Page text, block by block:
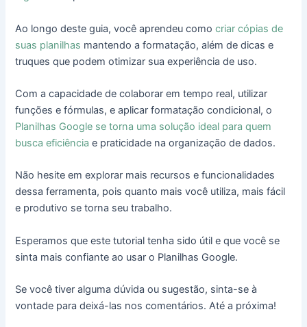
Ao longo deste guia, você aprendeu comocriar cópias de
suas planilhas mantendo a formatação, além de dicas e
truques que podem otimizar sua experiência de uso.
Com a capacidade de colaborar em tempo real, utilizar
funções e fórmulas, e aplicar formatação condicional, o
Planilhas Google se torna uma solução ideal para quem
busca eficiência e praticidade na organização de dados.
Não hesite em explorar mais recursos e funcionalidades
dessa ferramenta, pois quanto mais você utiliza, mais fácil
e produtivo se torna seu trabalho.
Esperamos que este tutorial tenha sido útil e que você se
sinta mais confiante ao usar o Planilhas Google.
Se você tiver alguma dúvida ou sugestão, sinta-se à
vontade para deixá-las nos comentários. Até a próxima!